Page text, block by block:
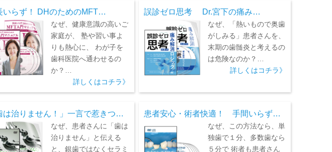
いらず！ DHのためのMFT…
なぜ、健康意識の高いご
家庭が、 塾や習い事よ
りも熱心に、 わが子を
歯科医院へ通わせるの
か？…
詳しくはコチラ》
誤診ゼロ思考 Dr.宮下の痛み…
なぜ、「熱いもので奥歯
がしみる」患者さんを、
末期の歯髄炎と考えるの
は危険なのか？…
詳しくはコチラ》
は治りません！」一言で惹きつ…
なぜ、患者さんに「歯は
治りません」と伝える
と、銀歯ではなくセラミ
患者安心・術者快適！ 手間いらず…
なぜ、この方法なら、単
独歯で１分、多数歯なら
５分で 術者も患者さん